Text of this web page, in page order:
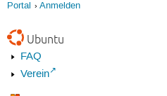
Portal Anmelden
Ubuntu
FAQ
Verein